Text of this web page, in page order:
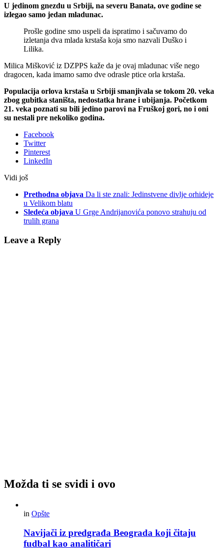
U jedinom gnezdu u Srbiji, na severu Banata, ove godine se
izlegao samo jedan mladunac.
Prošle godine smo uspeli da ispratimo i sačuvamo do
izletanja dva mlada krstaša koja smo nazvali Duško i
Lilika.
Milica Mišković iz DZPPS kaže da je ovaj mladunac više nego
dragocen, kada imamo samo dve odrasle ptice orla krstaša.
Populacija orlova krstaša u Srbiji smanjivala se tokom 20. veka
zbog gubitka staništa, nedostatka hrane i ubijanja. Početkom
21. veka poznati su bili jedino parovi na Fruškoj gori, no i oni
su nestali pre nekoliko godina.
Facebook
Twitter
Pinterest
LinkedIn
Vidi još
Prethodna objava Da li ste znali: Jedinstvene divlje orhideje
u Velikom blatu
Sledeća objava U Grge Andrijanovića ponovo strahuju od
trulih grana
Leave a Reply
Možda ti se svidi i ovo
in Opšte
Navijači iz predgrađa Beograda koji čitaju
fudbal kao analitičari